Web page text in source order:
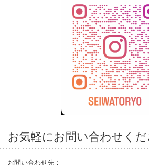
お気軽にお問い合わせく
お問い合わせ先：